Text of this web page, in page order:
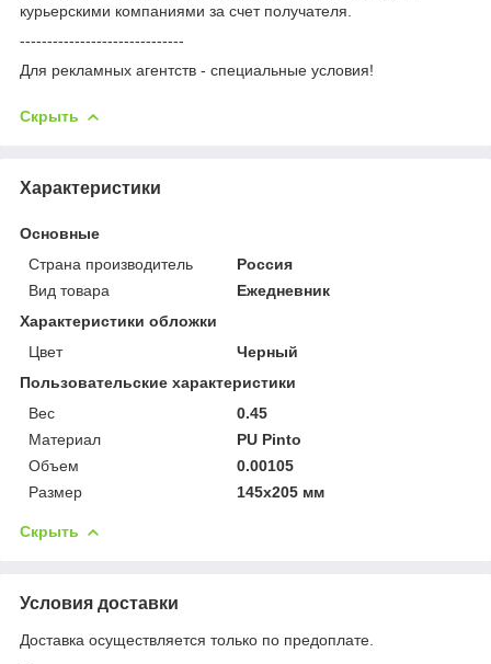
курьерскими компаниями за счет получателя.
------------------------------
Для рекламных агентств - специальные условия!
Скрыть
Характеристики
Основные
Страна производитель
Россия
Вид товара
Ежедневник
Характеристики обложки
Цвет
Черный
Пользовательские характеристики
Вес
0.45
Материал
PU Pinto
Объем
0.00105
Размер
145x205 мм
Скрыть
Условия доставки
Доставка осуществляется только по предоплате.